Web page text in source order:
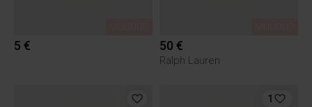
5 € 50 €
Ralph Lauren
1